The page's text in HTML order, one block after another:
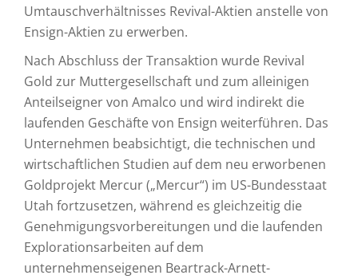
Umtauschverhältnisses Revival-Aktien anstelle von
Ensign-Aktien zu erwerben.
Nach Abschluss der Transaktion wurde Revival
Gold zur Muttergesellschaft und zum alleinigen
Anteilseigner von Amalco und wird indirekt die
laufenden Geschäfte von Ensign weiterführen. Das
Unternehmen beabsichtigt, die technischen und
wirtschaftlichen Studien auf dem neu erworbenen
Goldprojekt Mercur („Mercur“) im US-Bundesstaat
Utah fortzusetzen, während es gleichzeitig die
Genehmigungsvorbereitungen und die laufenden
Explorationsarbeiten auf dem
unternehmenseigenen Beartrack-Arnett-